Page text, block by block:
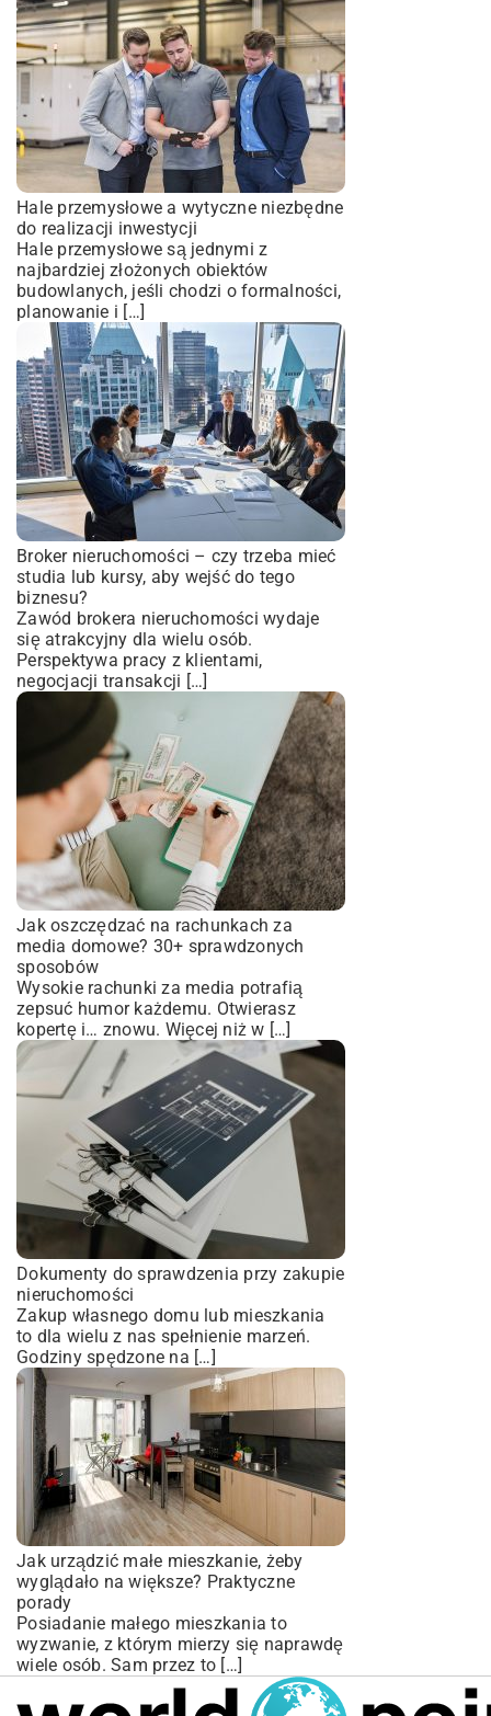
Hale przemysłowe a wytyczne niezbędne
do realizacji inwestycji
Hale przemysłowe są jednymi z
najbardziej złożonych obiektów
budowlanych, jeśli chodzi o formalności,
planowanie i […]
Broker nieruchomości – czy trzeba mieć
studia lub kursy, aby wejść do tego
biznesu?
Zawód brokera nieruchomości wydaje
się atrakcyjny dla wielu osób.
Perspektywa pracy z klientami,
negocjacji transakcji […]
Jak oszczędzać na rachunkach za
media domowe? 30+ sprawdzonych
sposobów
Wysokie rachunki za media potrafią
zepsuć humor każdemu. Otwierasz
kopertę i… znowu. Więcej niż w […]
Dokumenty do sprawdzenia przy zakupie
nieruchomości
Zakup własnego domu lub mieszkania
to dla wielu z nas spełnienie marzeń.
Godziny spędzone na […]
Jak urządzić małe mieszkanie, żeby
wyglądało na większe? Praktyczne
porady
Posiadanie małego mieszkania to
wyzwanie, z którym mierzy się naprawdę
wiele osób. Sam przez to […]